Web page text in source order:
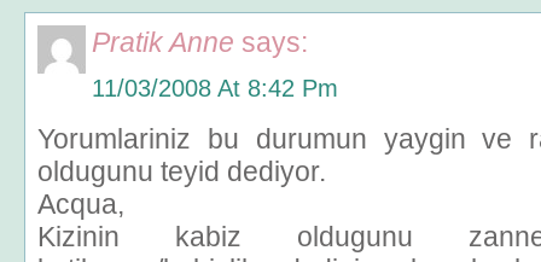
Pratik Anne says:
11/03/2008 At 8:42 Pm
Yorumlariniz bu durumun yaygin ve
oldugunu teyid dediyor.
Acqua,
Kizinin kabiz oldugunu